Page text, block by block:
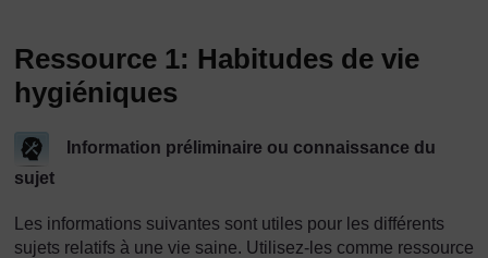
Ressource 1: Habitudes de vie
hygiéniques
Information préliminaire ou connaissance du
sujet
Les informations suivantes sont utiles pour les différents
sujets relatifs à une vie saine. Utilisez-les comme ressource